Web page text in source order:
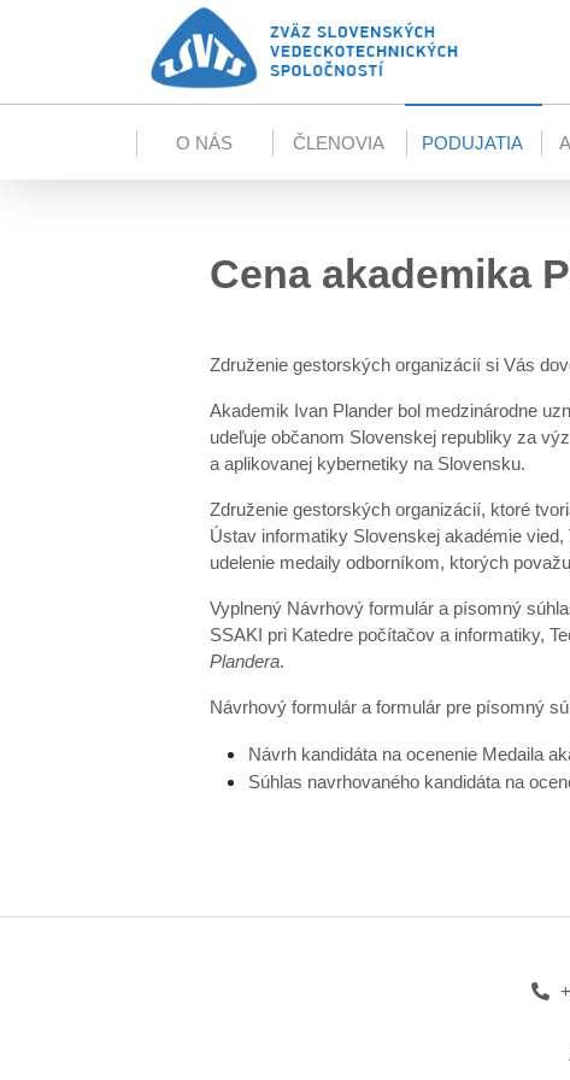
O NÁS ČLENOVIA PODUJATIA
Cena akademika
Združenie gestorských organizácií si Vás
Akademik Ivan Plander bol medzinárodne
udeľuje občanom Slovenskej republiky za
a aplikovanej kybernetiky na Slovensku.
Združenie gestorských organizácií, ktoré
Ústav informatiky Slovenskej akadémie
udelenie medaily odborníkom, ktorých
Vyplnený Návrhový formulár a písomný
SSAKI pri Katedre počítačov a informatiky,
Plandera.
Návrhový formulár a formulár pre písomný
Návrh kandidáta na ocenenie Medaila
Súhlas navrhovaného kandidáta na